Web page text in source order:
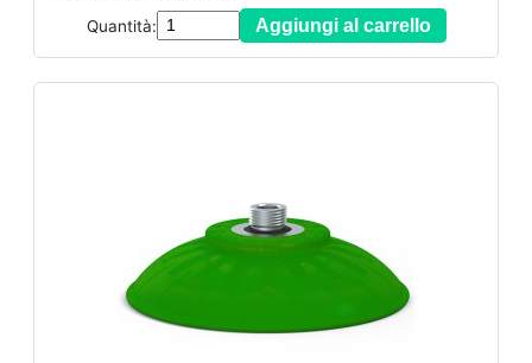
Quantità:
Aggiungi al carrello